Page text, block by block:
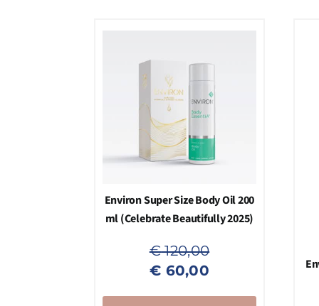
Environ Super Size Body Oil 200
ml (Celebrate Beautifully 2025)
€120,00
Oorspronkelijke
prijs
was:
€ 60,00
Huidige
prijs
is: